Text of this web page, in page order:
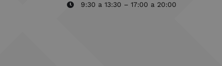
9:30 a 13:30 – 17:00 a 20:00